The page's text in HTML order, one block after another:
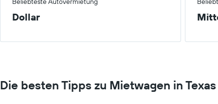
Dollar
Die besten Tipps zu Mietwagen in Texas